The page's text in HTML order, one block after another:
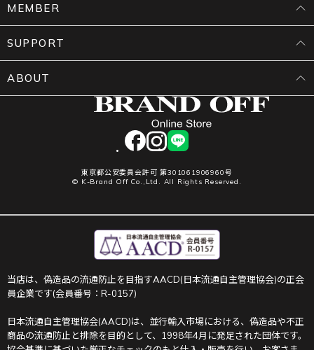
facebookinstagram
LINE
東京都公安委員会許可 第301061906960号
© K-Brand Off Co.,Ltd. All Rights Reserved.
MEMBER
SUPPORT
ABOUT
当店は、偽造品の流通防止を目指すAACD(日本流通自主管理協会)の正会
員企業です(会員番号：R-0157)
日本流通自主管理協会(AACD)は、並行輸入市場における、偽造品や不正
商品の流通防止と排除を目的として、1998年4月に発足された団体です。